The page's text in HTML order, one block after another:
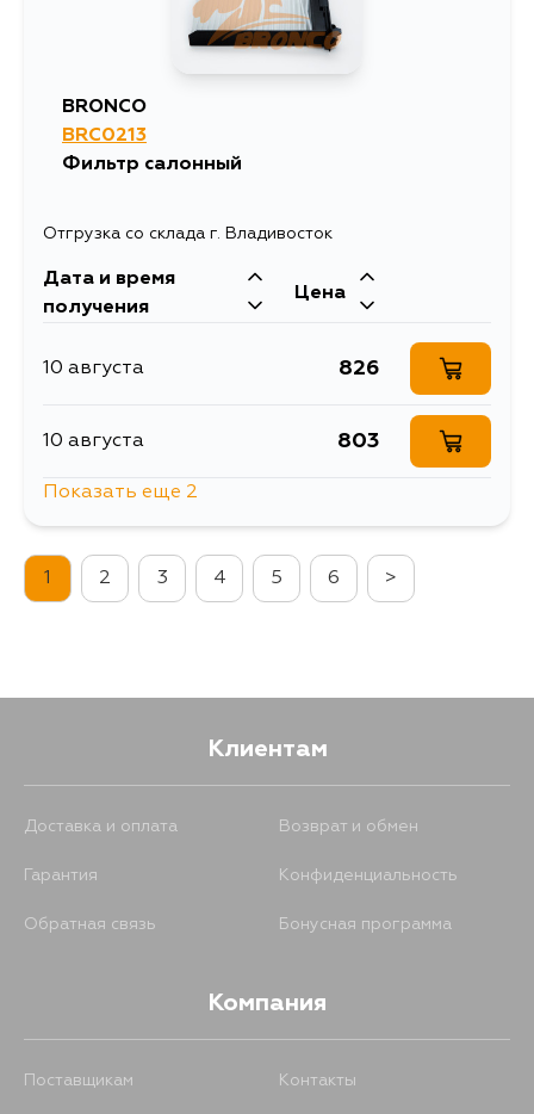
BRONCO
BRC0213
Фильтр салонный
Отгрузка со склада г. Владивосток
Дата и время
получения
Цена
10 августа 826
10 августа 803
15 августа 1417
Показать еще 2
1 2 3 4 5 6 >
Клиентам
Доставка и оплата Возврат и обмен
Гарантия Конфиденциальность
Обратная связь Бонусная программа
Компания
Поставщикам Контакты